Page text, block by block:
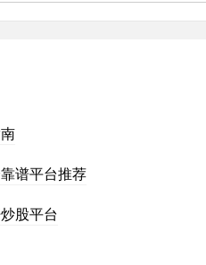
谱平台推荐
股平台